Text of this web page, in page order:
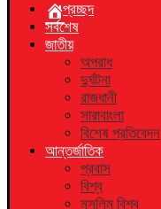
প্রচ্ছদ
সর্বশেষ
জাতীয়
অপরাধ
দুর্ঘটনা
রাজধানী
সারাবাংলা
বিশেষ প্রতিবেদন
আন্তর্জাতিক
প্রবাস
বিশ্ব
মুসলিম বিশ্ব